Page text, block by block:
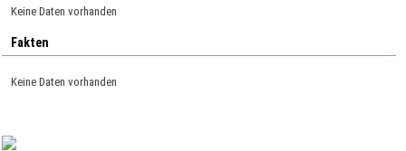
Keine Daten vorhanden
Fakten
Keine Daten vorhanden